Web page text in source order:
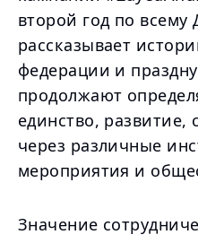
второй год по
рассказывает
федерации и
продолжают
единство, развитие,
через различные
мероприятия и
Значение